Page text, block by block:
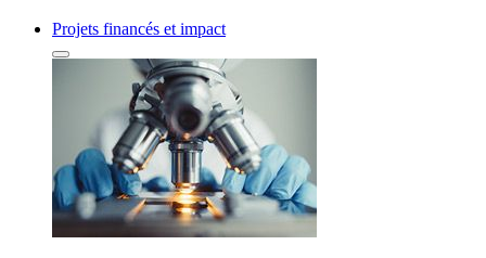
Projets financés et impact